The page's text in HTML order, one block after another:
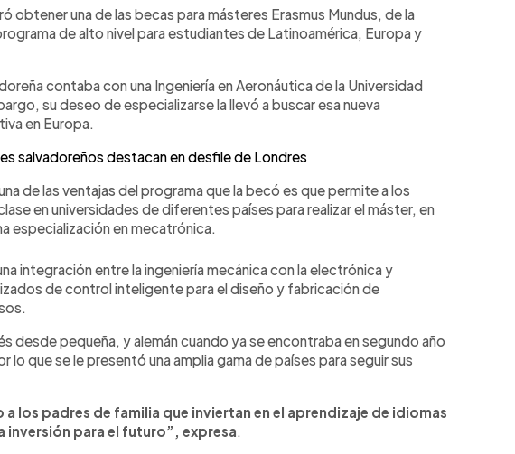
obtener una de las becas para másteres Erasmus Mundus, de la
de alto nivel para estudiantes de Latinoamérica, Europa y
contaba con una Ingeniería en Aeronáutica de la Universidad
su deseo de especializarse la llevó a buscar esa nueva
en Europa.
salvadoreños destacan en desfile de Londres
de las ventajas del programa que la becó es que permite a los
en universidades de diferentes países para realizar el máster, en
especialización en mecatrónica.
integración entre la ingeniería mecánica con la electrónica y
de control inteligente para el diseño y fabricación de
desde pequeña, y alemán cuando ya se encontraba en segundo año
lo que se le presentó una amplia gama de países para seguir sus
a los padres de familia que inviertan en el aprendizaje de idiomas
inversión para el futuro”, expresa